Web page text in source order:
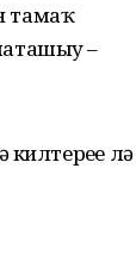
тамаҡ
–
лә